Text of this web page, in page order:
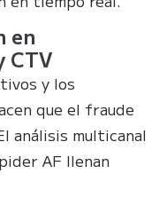
en
CTV
y los
que el fraude
análisis multicanal
AF llenan